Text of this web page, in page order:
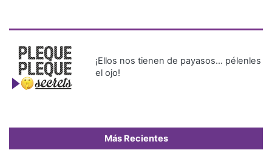
¡Ellos nos tienen de payasos… pélenles
el ojo!
Más Recientes